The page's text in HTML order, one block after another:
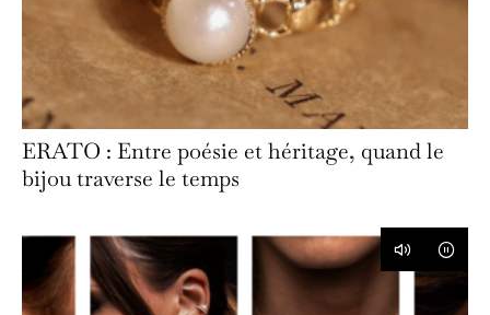
ERATO : Entre poésie et héritage, quand le
bijou traverse le temps